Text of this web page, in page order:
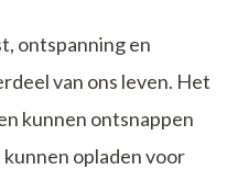
ontspanning en
van ons leven. Het
kunnen ontsnappen
kunnen opladen voor